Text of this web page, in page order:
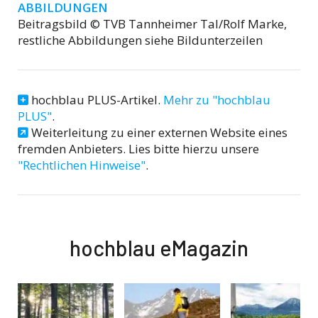
ABBILDUNGEN
Beitragsbild © TVB Tannheimer Tal/Rolf Marke,
restliche Abbildungen siehe Bildunterzeilen
hochblau PLUS-Artikel. Mehr zu "hochblau
PLUS".
Weiterleitung zu einer externen Website eines
fremden Anbieters. Lies bitte hierzu unsere
"Rechtlichen Hinweise".
hochblau eMagazin